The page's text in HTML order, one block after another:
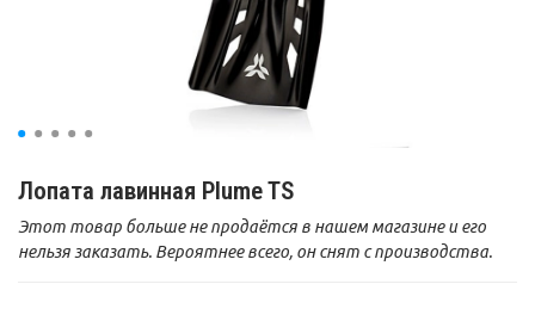
Лопата лавинная Plume TS
Этот товар больше не продаётся в нашем магазине и его
нельзя заказать. Вероятнее всего, он снят с производства.